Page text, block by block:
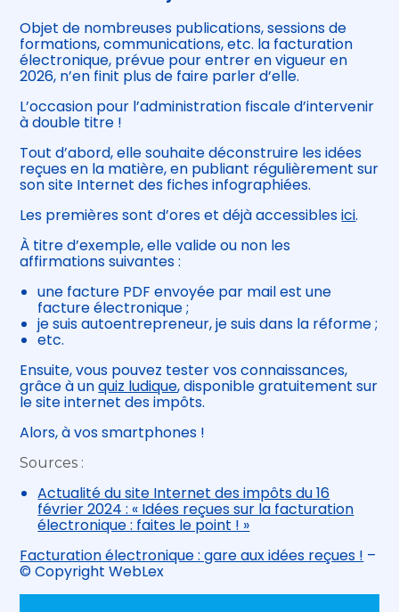
Objet de nombreuses publications, sessions de
formations, communications, etc. la facturation
électronique, prévue pour entrer en vigueur en
2026, n’en finit plus de faire parler d’elle.
L’occasion pour l’administration fiscale d’intervenir
à double titre !
Tout d’abord, elle souhaite déconstruire les idées
reçues en la matière, en publiant régulièrement sur
son site Internet des fiches infographiées.
Les premières sont d’ores et déjà accessiblesici.
À titre d’exemple, elle valide ou non les
affirmations suivantes :
une facture PDF envoyée par mail est une
facture électronique ;
je suis autoentrepreneur, je suis dans la réforme ;
etc.
Ensuite, vous pouvez tester vos connaissances,
grâce à unquiz ludique, disponible gratuitement sur
le site internet des impôts.
Alors, à vos smartphones !
Sources :
Actualité du site Internet des impôts du 16
février 2024 : « Idées reçues sur la facturation
électronique : faites le point ! »
Facturation électronique : gare aux idées reçues ! –
© Copyright WebLex